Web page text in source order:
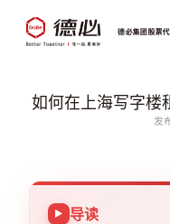
如何在上海写字楼
发
导读